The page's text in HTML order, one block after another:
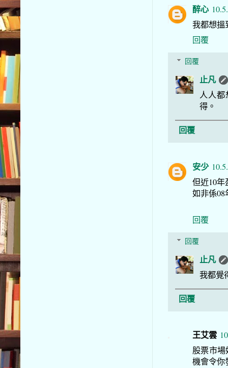
醉心
我都想搵
回覆
回覆
止凡
人人
得。
回覆
安少
但近10
如非係
回覆
回覆
止凡
我都覺
回覆
王艾雲
股票市
機會令